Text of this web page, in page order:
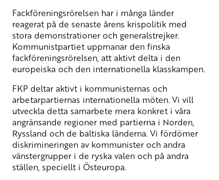
Fackföreningsrörelsen har i många länder
reagerat på de senaste årens krispolitik med
stora demonstrationer och generalstrejker.
Kommunistpartiet uppmanar den finska
fackföreningsrörelsen, att aktivt delta i den
europeiska och den internationella klasskampen.
FKP deltar aktivt i kommunisternas och
arbetarpartiernas internationella möten. Vi vill
utveckla detta samarbete mera konkret i våra
angränsande regioner med partierna i Norden,
Ryssland och de baltiska länderna. Vi fördömer
diskrimineringen av kommunister och andra
vänstergrupper i de ryska valen och på andra
ställen, speciellt i Östeuropa.